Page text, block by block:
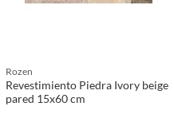
Rozen
Revestimiento Piedra Ivory beige
pared 15x60 cm